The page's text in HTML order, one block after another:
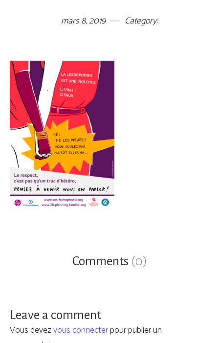
mars 8, 2019 Category:
Comments (0)
Leave a comment
Vous devezvous connecterpour publier un